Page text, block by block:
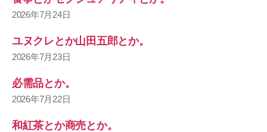
2026年7月24日
ユヌクレとか山田五郎とか。
2026年7月23日
必需品とか。
2026年7月22日
和紅茶とか商売とか。